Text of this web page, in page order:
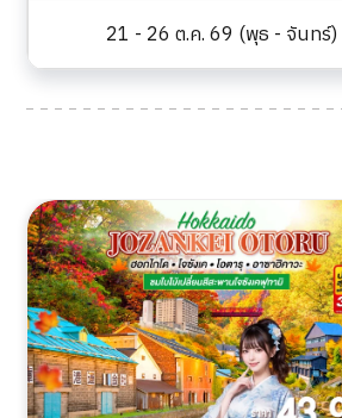
21 - 26 ต.ค. 69 (พุธ - จันทร์)